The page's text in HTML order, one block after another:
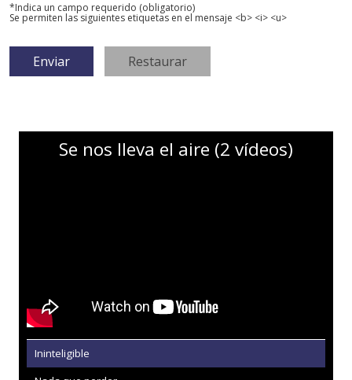
*Indica un campo requerido (obligatorio)
Se permiten las siguientes etiquetas en el mensaje <b> <i> <u>
Se nos lleva el aire (2 vídeos)
Ininteligible